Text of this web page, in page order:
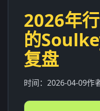
2026年
的
复盘
时间： 2026-04-09作